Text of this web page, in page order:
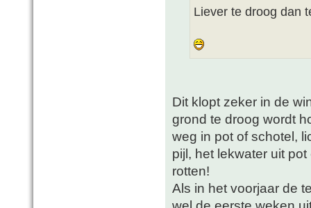
Liever te droog dan
Dit klopt zeker in de
grond te droog wordt
weg in pot of schotel,
pijl, het lekwater uit
rotten!
Als in het voorjaar de